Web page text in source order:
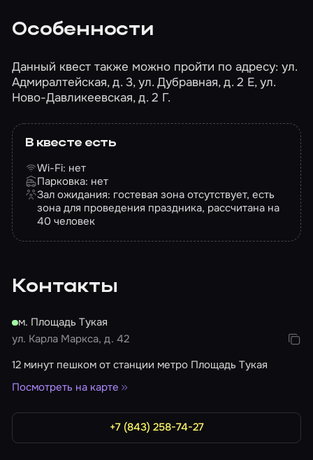
Особенности
Данный квест также можно пройти по адресу: ул.
Адмиралтейская, д. 3, ул. Дубравная, д. 2 Е, ул.
Ново-Давликеевская, д. 2 Г.
В квесте есть
Wi-Fi: нет
Парковка: нет
Зал ожидания: гостевая зона отсутствует, есть
зона для проведения праздника, рассчитана на
40 человек
Контакты
м. Площадь Тукая
ул. Карла Маркса, д. 42
12 минут пешком от станции метро Площадь Тукая
Посмотреть на карте
+7 (843) 258-74-27